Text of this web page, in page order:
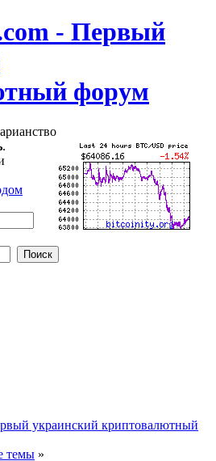
.
украинский криптовалютный
темы »